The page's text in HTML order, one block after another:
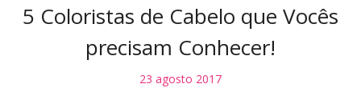
5 Coloristas de Cabelo que Vocês
precisam Conhecer!
23 agosto 2017